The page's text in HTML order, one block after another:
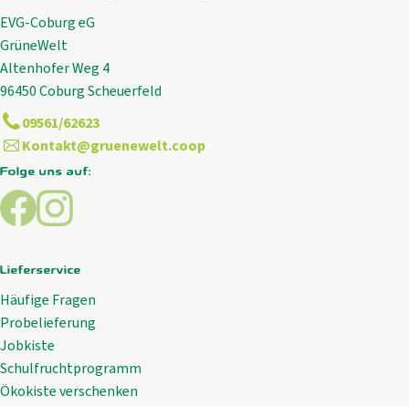
EVG-Coburg eG
GrüneWelt
Altenhofer Weg 4
96450 Coburg Scheuerfeld
09561/62623
Kontakt@gruenewelt.coop
Folge uns auf:
Externer Link zu https://www.facebook.com/
Externer Link zu https://www.instagram.com/
Lieferservice
Häufige Fragen
Probelieferung
Jobkiste
Schulfruchtprogramm
Ökokiste verschenken